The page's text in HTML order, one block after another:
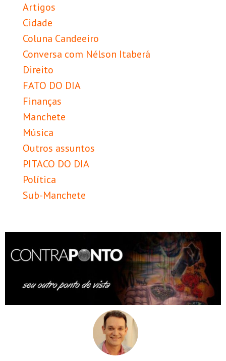
Artigos
Cidade
Coluna Candeeiro
Conversa com Nélson Itaberá
Direito
FATO DO DIA
Finanças
Manchete
Música
Outros assuntos
PITACO DO DIA
Política
Sub-Manchete